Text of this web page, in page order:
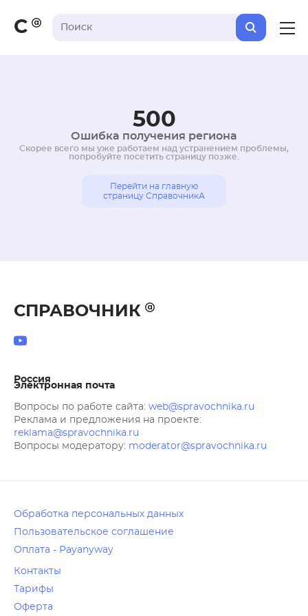
С
500
Ошибка получения региона
Скорее всего мы уже работаем над устранением проблемы,
попробуйте посетить страницу позже.
Перейти на главную
страницу СправочникА
СПРАВОЧНИК
Россия
Электронная почта
Вопросы по работе сайта: web@spravochnika.ru
Реклама и предложения на проекте:
reklama@spravochnika.ru
Вопросы модератору: moderator@spravochnika.ru
Обработка персональных данных
Пользовательское соглашение
Оплата - Payanyway
Контакты
Тарифы
Оферта